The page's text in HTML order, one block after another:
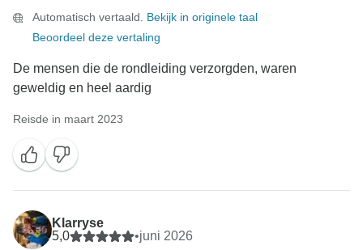
Automatisch vertaald. Bekijk in originele taal
Beoordeel deze vertaling
De mensen die de rondleiding verzorgden, waren
geweldig en heel aardig
Reisde in maart 2023
Klarryse
5,0
•juni 2026